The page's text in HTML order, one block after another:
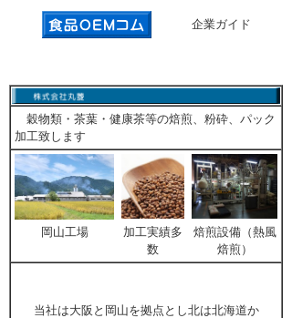
企業ガイド
穀物類・茶葉・健康茶等の焙煎、粉砕、パック
加工致します
岡山工場
加工実績多
数
焙煎設備（熱風
焙煎）
当社は大阪と岡山を拠点とし北は北海道か